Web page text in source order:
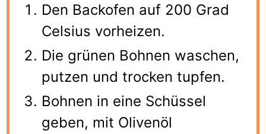
Den Backofen auf 200 Grad
Celsius vorheizen.
Die grünen Bohnen waschen,
putzen und trocken tupfen.
Bohnen in eine Schüssel
geben, mit Olivenöl